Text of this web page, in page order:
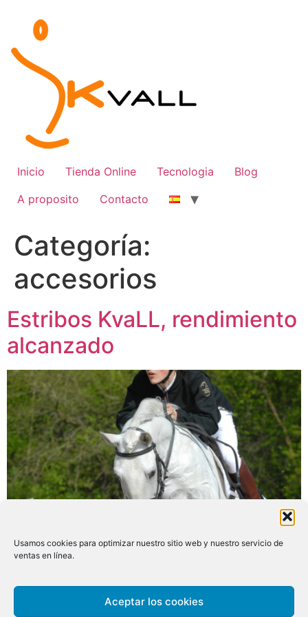
Usamos cookies para optimizar nuestro sitio web y nuestro servicio de
ventas en línea.
Aceptar los cookies
contenido
Inicio Tienda Online Tecnologia
Blog
A proposito
Contacto
Categoría:
accesorios
Estribos KvaLL, rendimiento
alcanzado
À propos Contact